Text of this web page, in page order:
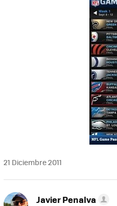
21 Diciembre 2011
Javier Penalva